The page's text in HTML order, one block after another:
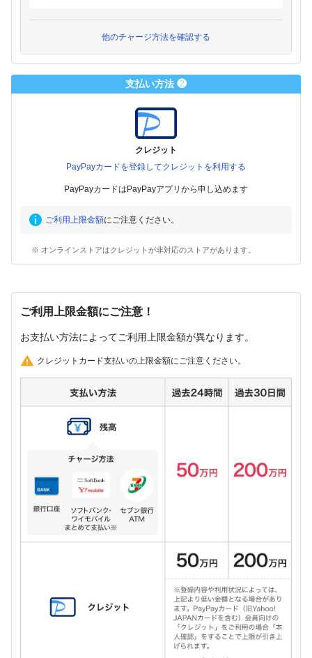
他のチャージ方法を確認する
支払い方法 ❷
クレジット
PayPayカードを登録してクレジットを利用する
PayPayカードはPayPayアプリから申し込めます
ご利用上限金額にご注意ください。
※ オンラインストアはクレジットが非対応のストアがあります。
ご利用上限金額にご注意！
お支払い方法によってご利用上限金額が異なります。
クレジットカード支払いの上限金額にご注意ください。